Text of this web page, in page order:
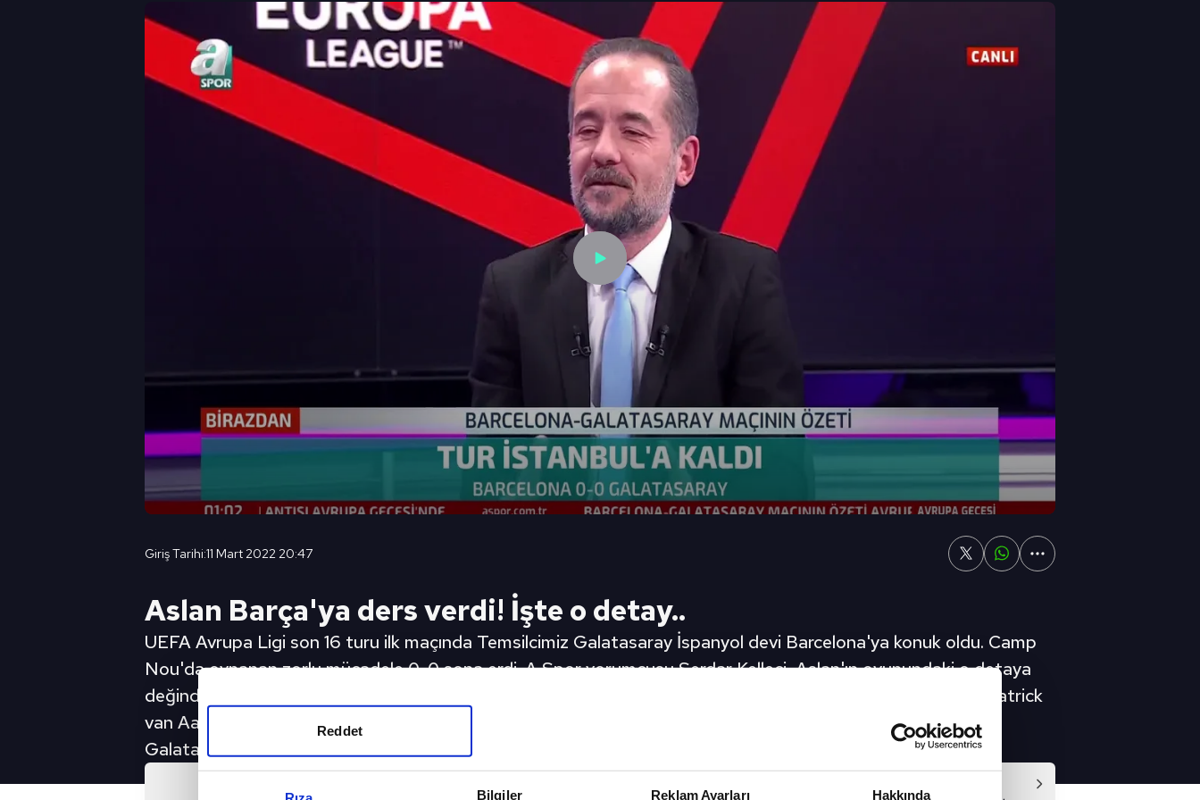
Bilgiler Reklam Ayarları Hakkında
Reddet
Giriş Tarihi:11 Mart 2022 20:47
Aslan Barça'ya ders verdi! İşte o detay..
UEFA Avrupa Ligi son 16 turu ilk maçında Temsilcimiz Galatasaray İspanyol devi Barcelona'ya konuk oldu. Camp
Nou'da oynanan zorlu mücadele 0-0 sona erdi. A Spor yorumcusu Serdar Kelleci, Aslan'ın oyunundaki o detaya
değindi. Kelleci, "Tam bir savunma takımı. Galatasaray 'Savunma nasıl yapılır?' dersi verdi. Adama Traore, Patrick
van Aanholt'u çok zorladı. Ondan sonra Aanholt, Traore'yi içeriye aldı ve Berkan da desteğe geldi." dedi. |
Galatasaray haberleri (GS spor haberi)